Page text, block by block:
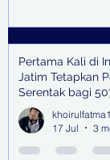
Pertama Kali di
Jatim Tetapkan
Serentak bagi
Kabupaten & Kota
17 Jul
3